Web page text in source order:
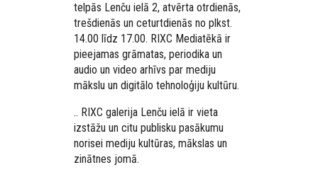
telpās Lenču ielā 2, atvērta otrdienās,
trešdienās un ceturtdienās no plkst.
14.00 līdz 17.00. RIXC Mediatēkā ir
pieejamas grāmatas, periodika un
audio un video arhīvs par mediju
mākslu un digitālo tehnoloģiju kultūru.
.. RIXC galerija Lenču ielā ir vieta
izstāžu un citu publisku pasākumu
norisei mediju kultūras, mākslas un
zinātnes jomā.